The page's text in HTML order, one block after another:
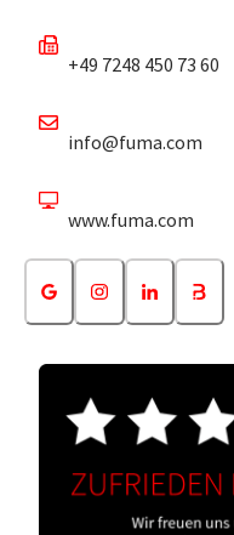
+49 7248 450 73 60
info@fuma.com
www.fuma.com